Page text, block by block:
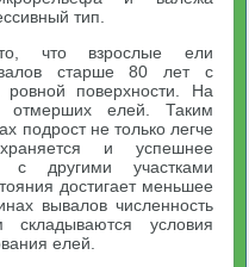
тип.
что взрослые ели
старше 80 лет с
поверхности. На
отмерших елей. Таким
подрост не только легче
и успешнее
с другими участками
достигает меньшее
вывалов численность
условия
елей.